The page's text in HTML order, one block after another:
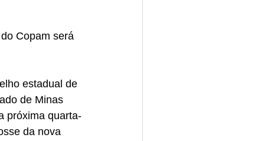
Copam será
estadual de
de Minas
próxima quarta-
da nova